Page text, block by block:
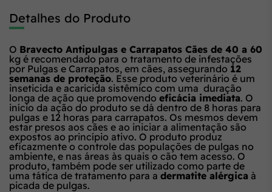
Detalhes do Produto
O Bravecto Antipulgas e Carrapatos Cães de 40 a 60
kg é recomendado para o tratamento de infestações
por Pulgas e Carrapatos, em cães, assegurando 12
semanas de proteção. Esse produto veterinário é um
inseticida e acaricida sistêmico com uma duração
longa de ação que promovendo eficácia imediata. O
início da ação do produto se dá dentro de 8 horas para
pulgas e 12 horas para carrapatos. Os mesmos devem
estar presos aos cães e ao iniciar a alimentação são
expostos ao princípio ativo. O produto produz
eficazmente o controle das populações de pulgas no
ambiente, e nas áreas às quais o cão tem acesso. O
produto, também pode ser utilizado como parte de
uma tática de tratamento para a dermatite alérgica à
picada de pulgas.